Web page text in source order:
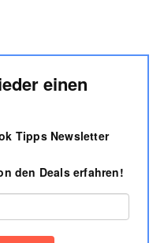
einen
Tipps Newsletter
den Deals erfahren!